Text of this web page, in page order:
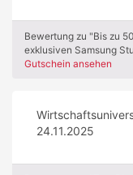
Bewertung zu "Bis zu
exklusiven Samsung
Gutschein ansehen
24.11.2025